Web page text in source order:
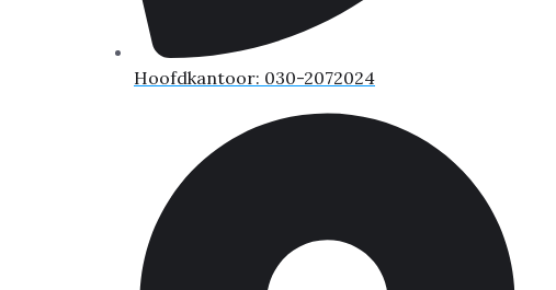
Hoofdkantoor: 030-2072024